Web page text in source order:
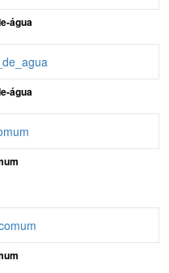
água
água